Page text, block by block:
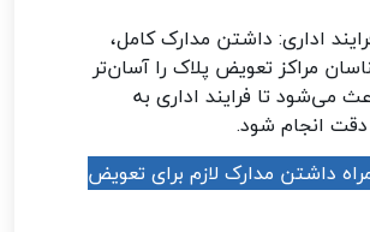
اداری: داشتن مدارک کامل،
مراکز تعویض پلاک را آسان‌تر
می‌شود تا فرایند اداری به
انجام شود.
داشتن مدارک لازم برای تعویض